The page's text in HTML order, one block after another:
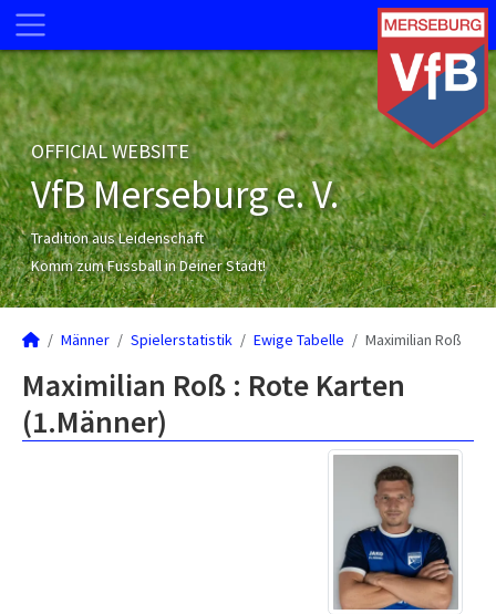
OFFICIAL WEBSITE
VfB Merseburg e. V.
Tradition aus Leidenschaft
Komm zum Fussball in Deiner Stadt!
Männer Spielerstatistik Ewige Tabelle Maximilian Roß
Maximilian Roß : Rote Karten
(1.Männer)